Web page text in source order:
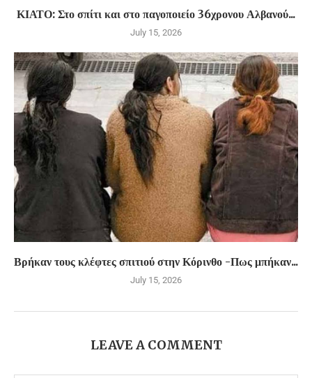
ΚΙΑΤΟ: Στο σπίτι και στο παγοποιείο 36χρονου Αλβανού...
July 15, 2026
Βρήκαν τους κλέφτες σπιτιού στην Κόρινθο -Πως μπήκαν...
July 15, 2026
LEAVE A COMMENT